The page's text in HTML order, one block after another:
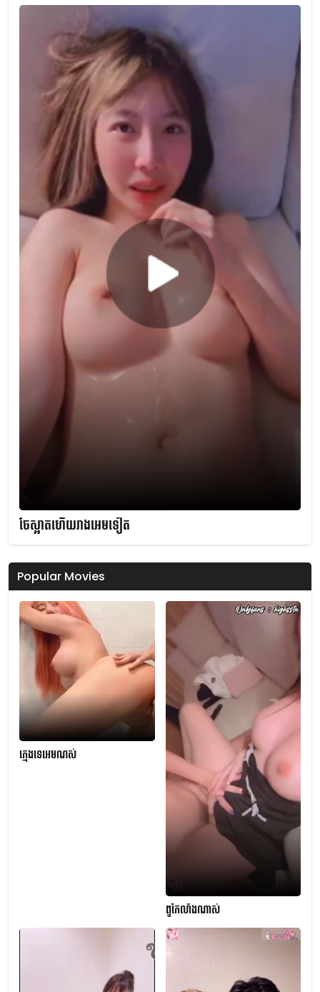
ចែស្អាតហើយរាងអេមទៀត
Popular Movies
ក្មេងទេអេមណស់
ពូកែលាំងណាស់